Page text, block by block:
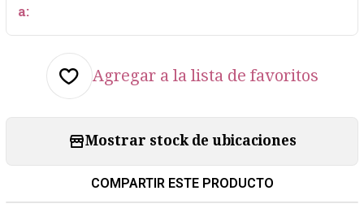
a:
Agregar a la lista de favoritos
Mostrar stock de ubicaciones
COMPARTIR ESTE PRODUCTO